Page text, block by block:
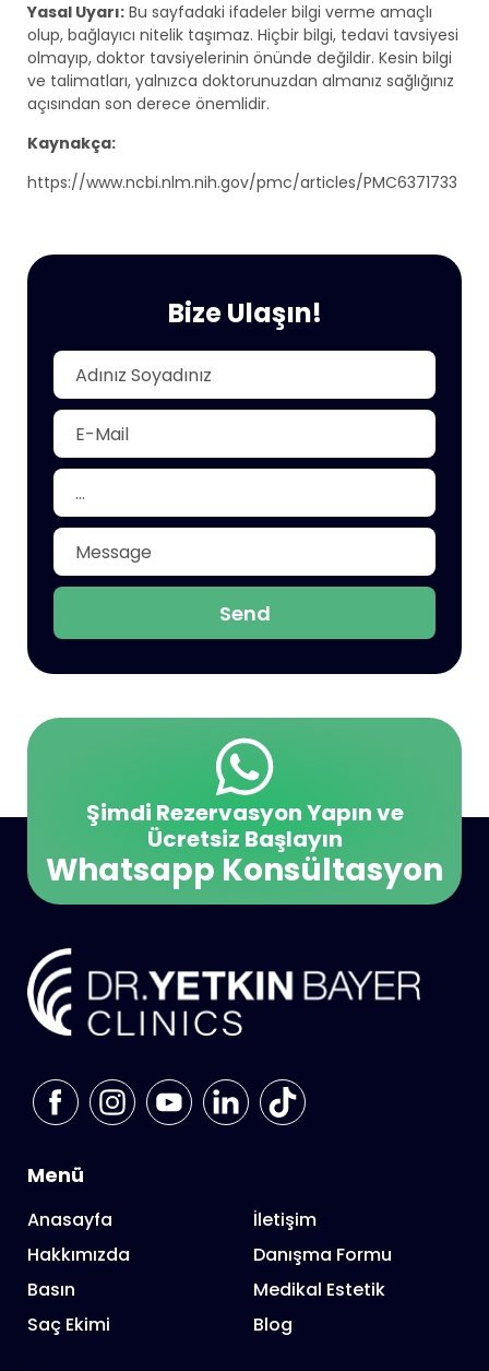
Yasal Uyarı: Bu sayfadaki ifadeler bilgi verme amaçlı
olup, bağlayıcı nitelik taşımaz. Hiçbir bilgi, tedavi tavsiyesi
olmayıp, doktor tavsiyelerinin önünde değildir. Kesin bilgi
ve talimatları, yalnızca doktorunuzdan almanız sağlığınız
açısından son derece önemlidir.
Kaynakça:
https://www.ncbi.nlm.nih.gov/pmc/articles/PMC6371733
Bize Ulaşın!
Send
Şimdi Rezervasyon Yapın ve
Ücretsiz Başlayın
Whatsapp Konsültasyon
Menü
Anasayfa
Hakkımızda
Basın
Saç Ekimi
İletişim
Danışma Formu
Medikal Estetik
Blog